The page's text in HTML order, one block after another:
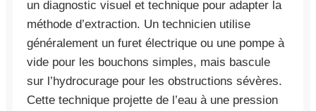
un diagnostic visuel et technique pour adapter la
méthode d’extraction. Un technicien utilise
généralement un furet électrique ou une pompe à
vide pour les bouchons simples, mais bascule
sur l’hydrocurage pour les obstructions sévères.
Cette technique projette de l’eau à une pression